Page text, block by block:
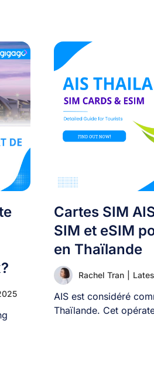
Cartes SIM
SIM et eSIM
en Thaïlande
Rachel Tran
AIS est considéré
Thaïlande. Cet